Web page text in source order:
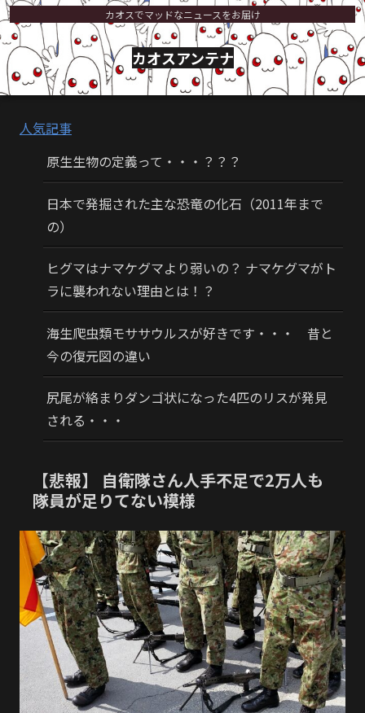
カオスでマッドなニュースをお届け
カオスアンテナ
人気記事
原生生物の定義って・・・？？？
日本で発掘された主な恐竜の化石（2011年まで
の）
ヒグマはナマケグマより弱いの？ ナマケグマがト
ラに襲われない理由とは！？
海生爬虫類モササウルスが好きです・・・ 昔と
今の復元図の違い
尻尾が絡まりダンゴ状になった4匹のリスが発見
される・・・
【悲報】 自衛隊さん人手不足で2万人も
隊員が足りてない模様